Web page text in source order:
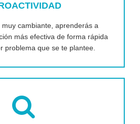
muy cambiante, aprenderás a
más efectiva de forma rápida
problema que se te plantee.